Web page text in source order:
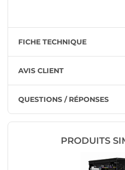
FICHE TECHNIQUE
AVIS CLIENT
QUESTIONS / RÉPONSES
PRODUITS